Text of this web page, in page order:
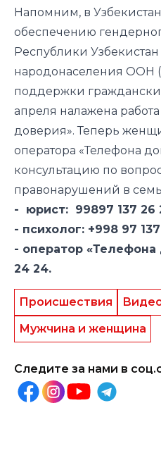
Напомним, в
обеспечению
Республики
народонаселения
поддержки
апреля налажена
доверия». Теперь
оператора «Телефона
консультацию по
правонарушений в
- юрист: 99897 137 26
- психолог: +998 97
- оператор «Телефона
24 24.
Происшествия
Мужчина и женщина
Следите за нами в